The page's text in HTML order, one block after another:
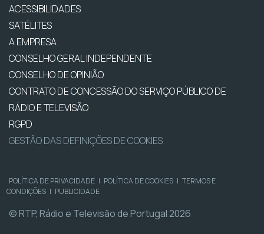
ACESSIBILIDADES
SATÉLITES
A EMPRESA
CONSELHO GERAL INDEPENDENTE
CONSELHO DE OPINIÃO
CONTRATO DE CONCESSÃO DO SERVIÇO PÚBLICO DE
RÁDIO E TELEVISÃO
RGPD
GESTÃO DAS DEFINIÇÕES DE COOKIES
POLÍTICA DE PRIVACIDADE | POLÍTICA DE COOKIES | TERMOS E
CONDIÇÕES | PUBLICIDADE
© RTP, Rádio e Televisão de Portugal 2026